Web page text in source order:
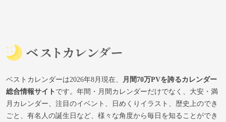
ベストカレンダーは2026年8月現在、
月間70万PVを誇るカレンダー
総合情報サイトです。年間・月間カレンダーだけでなく、大安・満
月カレンダー、注目のイベント、日めくりイラスト、歴史上のでき
ごと、有名人の誕生日など、様々な角度から毎日を知ることができ